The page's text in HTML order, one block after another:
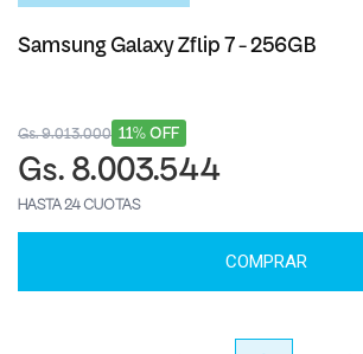
Samsung Galaxy Zflip 7 - 256GB
11% OFF
Gs. 9.013.000
Gs. 8.003.544
HASTA 24 CUOTAS
COMPRAR